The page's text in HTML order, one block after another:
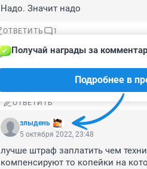
Надо. Значит надо
ОТВЕТИТЬ 1
Гость
"Было ваше - стало наше!"
ОТВЕТИТЬ
злыдень
Получай награды за
Подробнее в
5 октября 2022, 23:48
лучше штраф заплатить чем
компенсируют то копейки на